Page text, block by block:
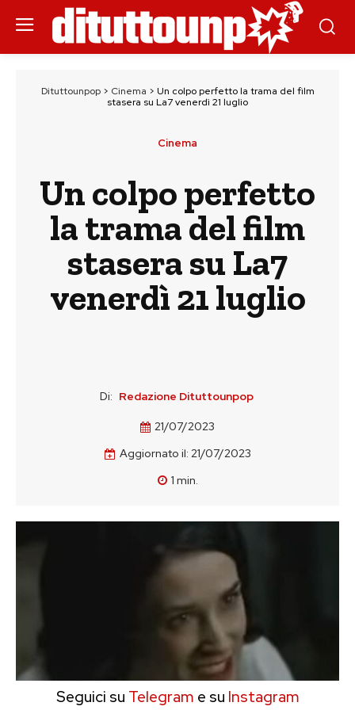
Dituttounpop> Cinema > Un colpo perfetto la trama del film
stasera su La7 venerdì 21 luglio
Cinema
Un colpo perfetto
la trama del film
stasera su La7
venerdì 21 luglio
Di: Redazione Dituttounpop
21/07/2023
Aggiornato il: 21/07/2023
1 min.
Seguici su Telegram e su Instagram